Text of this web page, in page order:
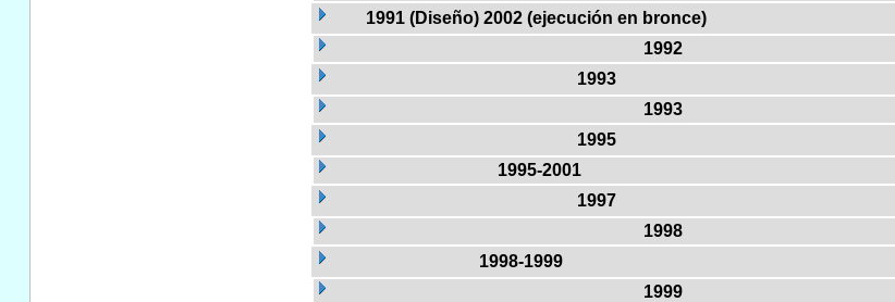
1991 (Diseño) 2002 (ejecución en bronce)
1992
1993
1993
1995
1995-2001
1997
1998
1998-1999
1999